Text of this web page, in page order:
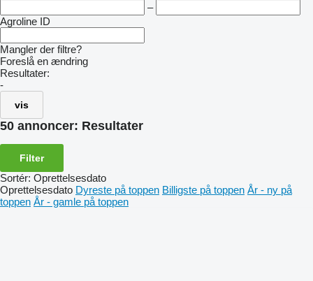
–
Agroline ID
Mangler der filtre?
Foreslå en ændring
Resultater:
-
vis
50 annoncer: Resultater
Filter
Sortér: Oprettelsesdato
Oprettelsesdato Dyreste på toppen Billigste på toppen År - ny på
toppen År - gamle på toppen